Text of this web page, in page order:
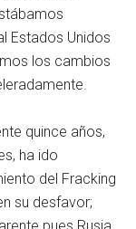
Estados Unidos
los cambios
quince años,
ha ido
del Fracking
su desfavor;